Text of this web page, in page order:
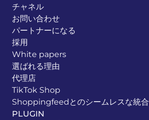
チャネル
お問い合わせ
パートナーになる
採用
White papers
選ばれる理由
代理店
TikTok Shop
Shoppingfeedとのシームレスな統合
PLUGIN